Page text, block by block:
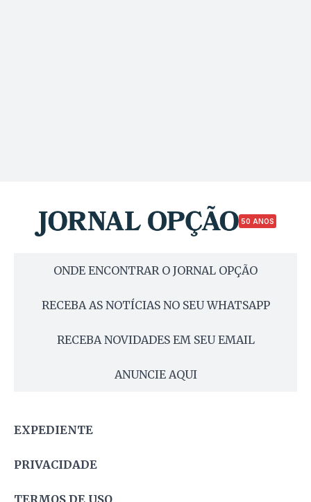
50 ANOS
ONDE ENCONTRAR O JORNAL OPÇÃO
RECEBA AS NOTÍCIAS NO SEU WHATSAPP
RECEBA NOVIDADES EM SEU EMAIL
ANUNCIE AQUI
EXPEDIENTE
PRIVACIDADE